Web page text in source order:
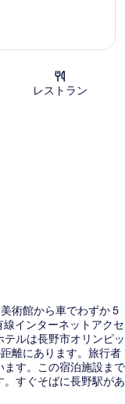
レストラン
術館から車でわずか 5
インターネットアクセ
ルは長野市オリンピッ
離にあります。旅行者
す。この宿泊施設まで
すぐそばに長野駅があ